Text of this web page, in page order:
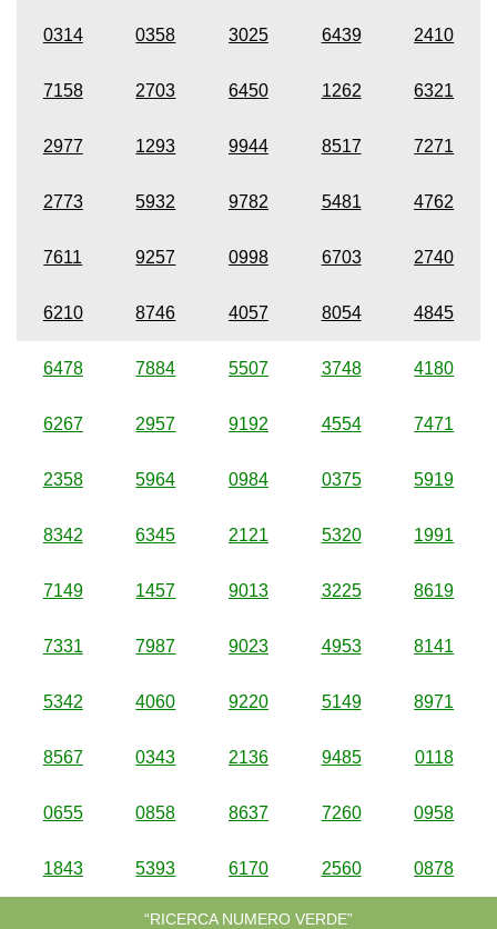
0314 0358 3025 6439 2410
7158 2703 6450 1262 6321
2977 1293 9944 8517 7271
2773 5932 9782 5481 4762
7611 9257 0998 6703 2740
6210 8746 4057 8054 4845
6478 7884 5507 3748 4180
6267 2957 9192 4554 7471
2358 5964 0984 0375 5919
8342 6345 2121 5320 1991
7149 1457 9013 3225 8619
7331 7987 9023 4953 8141
5342 4060 9220 5149 8971
8567 0343 2136 9485 0118
0655 0858 8637 7260 0958
1843 5393 6170 2560 0878
“RICERCA NUMERO VERDE”